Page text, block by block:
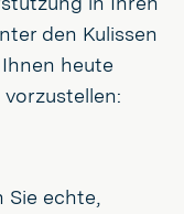
den Kulissen
heute
Sie echte,